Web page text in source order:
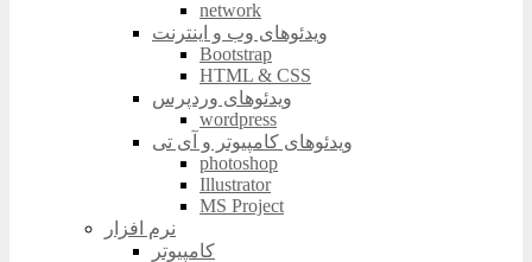
network
ویدئوهای وب و اینترنت
Bootstrap
HTML & CSS
ویدئوهای وردپرس
wordpress
ویدئوهای کامپیوتر و آی تی
photoshop
Illustrator
MS Project
نرم افزار
کامپیوتر